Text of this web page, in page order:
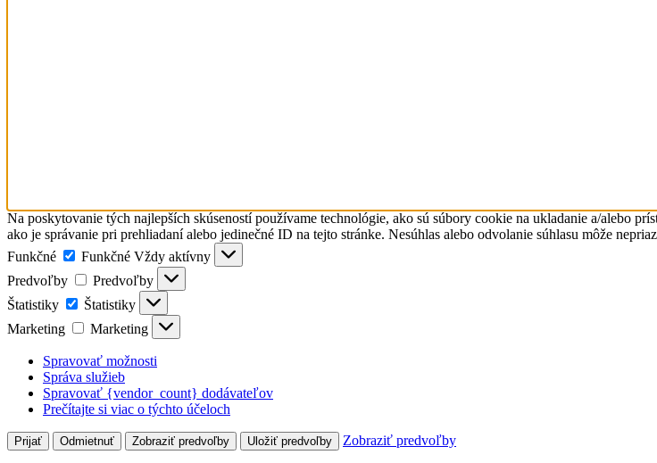
Na poskytovanie tých najlepších skúseností používame technológie, ako sú súbory cookie na ukladanie a/alebo
ako je správanie pri prehliadaní alebo jedinečné ID na tejto stránke. Nesúhlas alebo odvolanie súhlasu môže
Funkčné
Funkčné Vždy aktívny
Predvoľby
Predvoľby
Štatistiky
Štatistiky
Marketing
Marketing
Spravovať možnosti
Správa služieb
Spravovať {vendor_count} dodávateľov
Prečítajte si viac o týchto účeloch
Prijať Odmietnuť Zobraziť predvoľby Uložiť predvoľby Zobraziť predvoľby